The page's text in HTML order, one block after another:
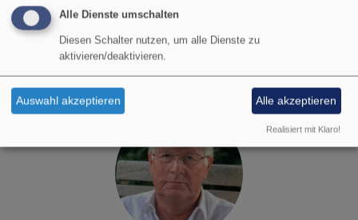
Für Ihre Suchanfrage wurden keine Veranstaltungen
gefunden.
Alle Dienste umschalten
Diesen Schalter nutzen, um alle Dienste zu
aktivieren/deaktivieren.
Auswahl akzeptieren Alle akzeptieren
Realisiert mit Klaro!